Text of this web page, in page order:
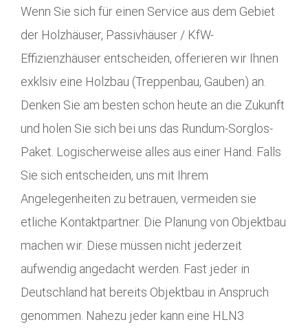
Wenn Sie sich für einen Service aus dem Gebiet
der Holzhäuser, Passivhäuser / KfW-
Effizienzhäuser entscheiden, offerieren wir Ihnen
exklsiv eine Holzbau (Treppenbau, Gauben) an.
Denken Sie am besten schon heute an die Zukunft
und holen Sie sich bei uns das Rundum-Sorglos-
Paket. Logischerweise alles aus einer Hand. Falls
Sie sich entscheiden, uns mit Ihrem
Angelegenheiten zu betrauen, vermeiden sie
etliche Kontaktpartner. Die Planung von Objektbau
machen wir. Diese müssen nicht jederzeit
aufwendig angedacht werden. Fast jeder in
Deutschland hat bereits Objektbau in Anspruch
genommen. Nahezu jeder kann eine HLN3